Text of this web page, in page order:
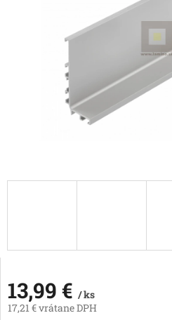
13,99 € / ks
17,21 € vrátane DPH